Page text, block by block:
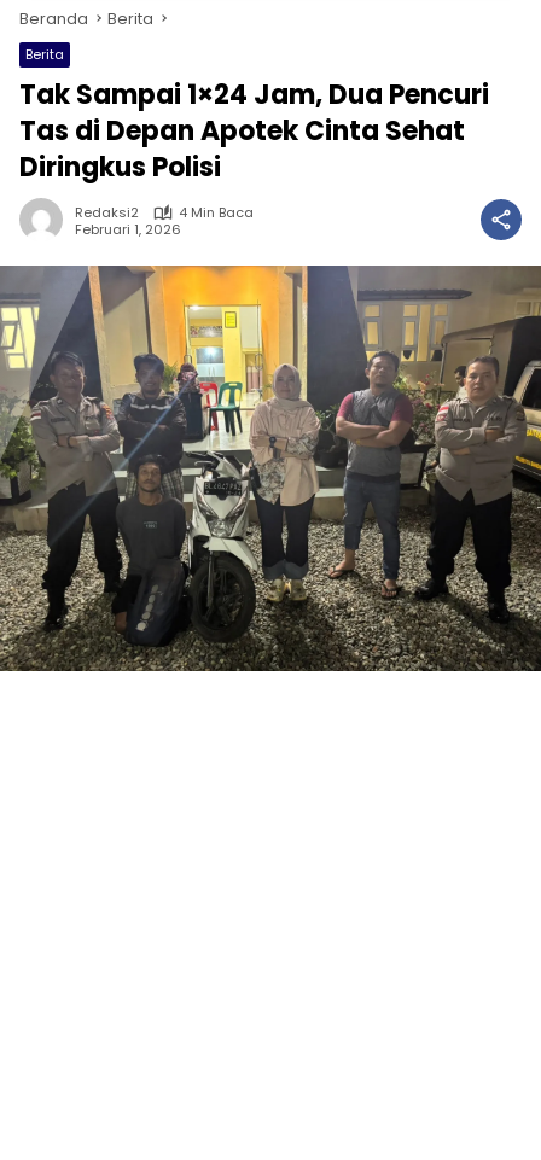
Beranda Berita
Berita
Tak Sampai 1×24 Jam, Dua Pencuri
Tas di Depan Apotek Cinta Sehat
Diringkus Polisi
Redaksi2
4 Min Baca
Februari 1, 2026